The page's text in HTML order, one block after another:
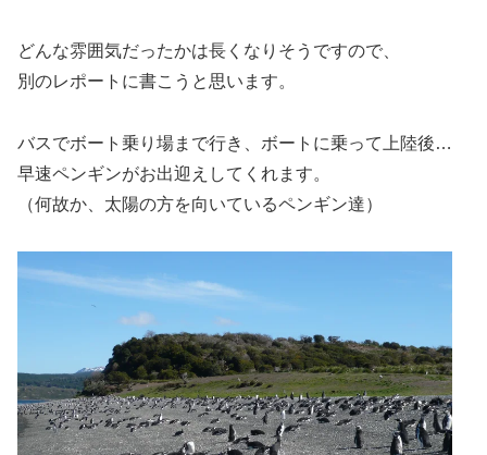
どんな雰囲気だったかは長くなりそうですので、
別のレポートに書こうと思います。
バスでボート乗り場まで行き、ボートに乗って上陸後…
早速ペンギンがお出迎えしてくれます。
（何故か、太陽の方を向いているペンギン達）